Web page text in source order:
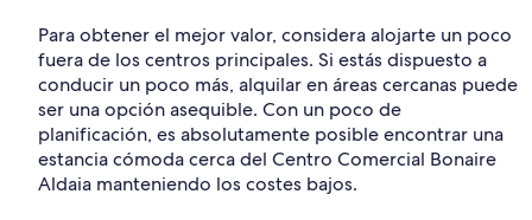
Para obtener el mejor valor, considera alojarte un poco
fuera de los centros principales. Si estás dispuesto a
conducir un poco más, alquilar en áreas cercanas puede
ser una opción asequible. Con un poco de
planificación, es absolutamente posible encontrar una
estancia cómoda cerca del Centro Comercial Bonaire
Aldaia manteniendo los costes bajos.